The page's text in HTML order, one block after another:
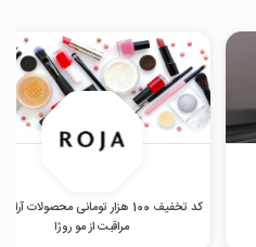
کد تخفیف 100 هزار تومانی محصولات
مراقبت از مو روژا